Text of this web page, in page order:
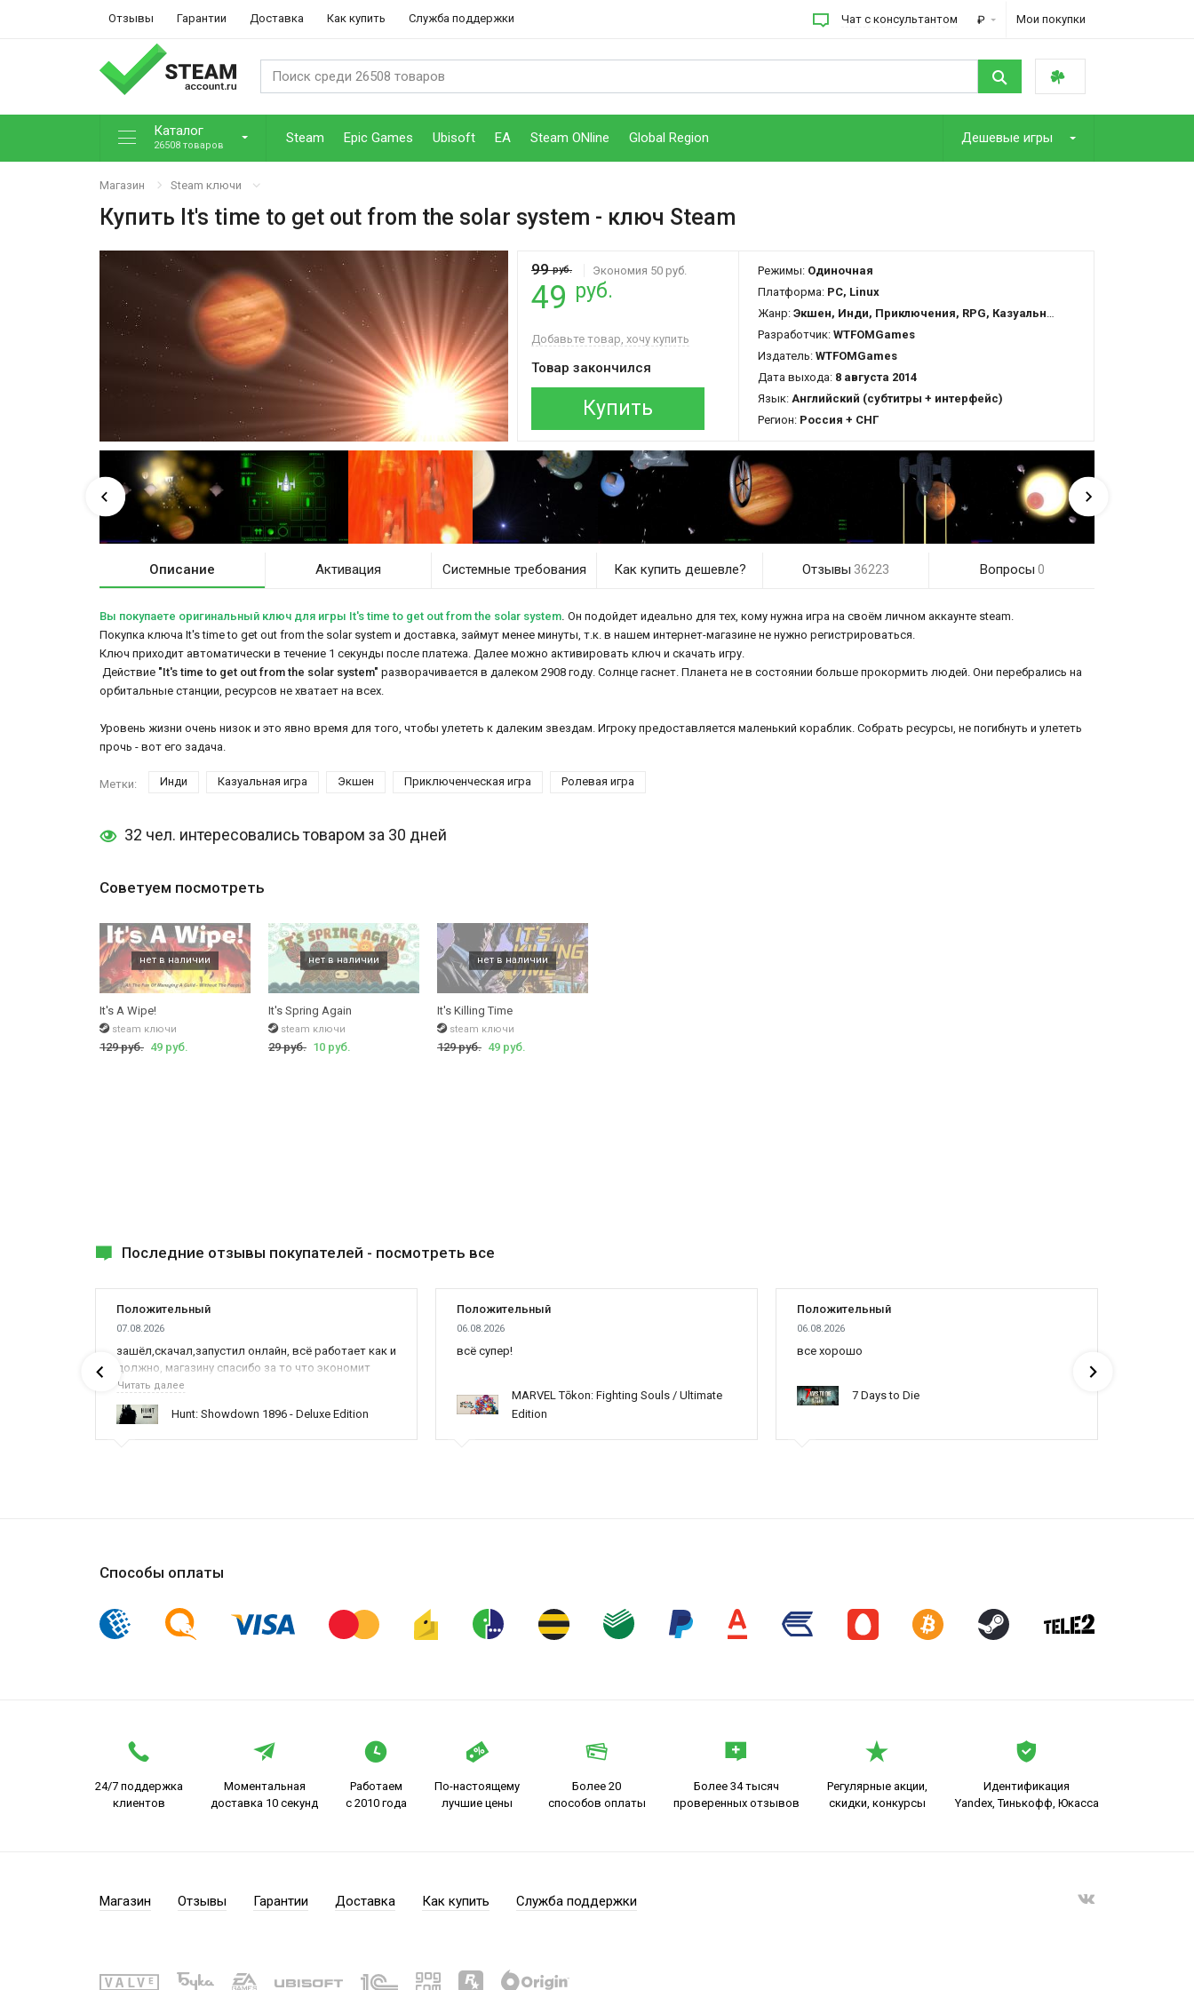
Отзывы Гарантии Доставка Как купить Служба поддержки Чат с консультантом ₽ Мои покупки
Каталог
26508 товаров Steam Epic Games Ubisoft EA Steam ONline Global Region Дешевые игры
Магазин Steam ключи
Купить It's time to get out from the solar system - ключ Steam
99руб. Экономия 50 руб.
49 руб.
Добавьте товар, хочу купить
Товар закончился
Купить
Режимы: Одиночная
Платформа: PC, Linux
Жанр: Экшен, Инди, Приключения, RPG, Казуальная
Разработчик: WTFOMGames
Издатель: WTFOMGames
Дата выхода: 8 августа 2014
Язык: Английский (субтитры + интерфейс)
Регион: Россия + СНГ
Описание Активация Системные требования Как купить дешевле? Отзывы 36223 Вопросы 0
Вы покупаете оригинальный ключ для игры It's time to get out from the solar system. Он подойдет идеально для тех, кому нужна игра на своём личном аккаунте steam.
Покупка ключа It's time to get out from the solar system и доставка, займут менее минуты, т.к. в нашем интернет-магазине не нужно регистрироваться.
Ключ приходит автоматически в течение 1 секунды после платежа. Далее можно активировать ключ и скачать игру.
Действие "It's time to get out from the solar system" разворачивается в далеком 2908 году. Солнце гаснет. Планета не в состоянии больше прокормить людей. Они перебрались на
орбитальные станции, ресурсов не хватает на всех.
Уровень жизни очень низок и это явно время для того, чтобы улететь к далеким звездам. Игроку предоставляется маленький кораблик. Собрать ресурсы, не погибнуть и улететь
прочь - вот его задача.
Метки: Инди Казуальная игра Экшен Приключенческая игра Ролевая игра
32 чел. интересовались товаром за 30 дней
Советуем посмотреть
It's A Wipe!
steam ключи
129 руб. 49 руб.
It's Spring Again
steam ключи
29 руб. 10 руб.
It's Killing Time
steam ключи
129 руб. 49 руб.
Последние отзывы покупателей - посмотреть все
Положительный
07.08.2026
зашёл,скачал,запустил онлайн, всё работает как и
должно, магазину спасибо за то что экономит
наше время,нервы и деньги, ребята вы красава
всех только вы и оказываете помощь
Читать далее
Hunt: Showdown 1896 - Deluxe Edition
Положительный
06.08.2026
всё супер!
MARVEL Tōkon: Fighting Souls / Ultimate
Edition
Положительный
06.08.2026
все хорошо
7 Days to Die
Способы оплаты
24/7 поддержка
клиентов
Моментальная
доставка 10 секунд
Работаем
с 2010 года
По-настоящему
лучшие цены
Более 20
способов оплаты
Более 34 тысяч
проверенных отзывов
Регулярные акции,
скидки, конкурсы
Идентификация
Yandex, Тинькофф, Юкасса
Магазин Отзывы Гарантии Доставка Как купить Служба поддержки